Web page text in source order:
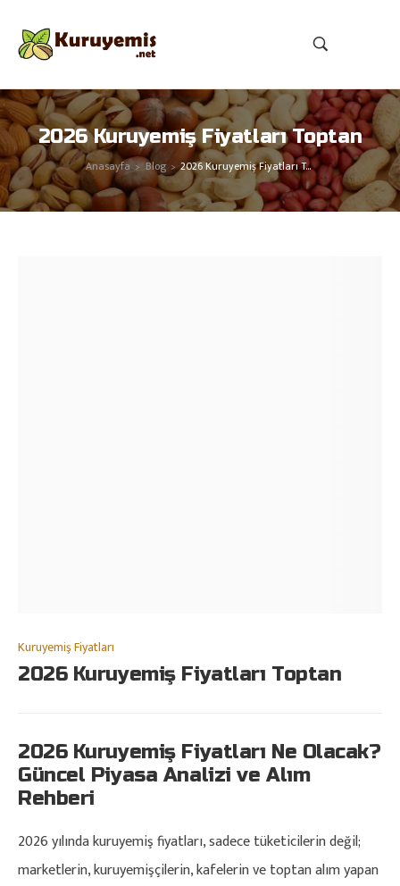
2026 Kuruyemiş Fiyatları Toptan
Anasayfa > Blog > 2026 Kuruyemiş Fiyatları Toptan
Kuruyemiş Fiyatları
2026 Kuruyemiş Fiyatları Toptan
2026 Kuruyemiş Fiyatları Ne Olacak?
Güncel Piyasa Analizi ve Alım
Rehberi
2026 yılında kuruyemiş fiyatları, sadece tüketicilerin değil;
marketlerin, kuruyemişçilerin, kafelerin ve toptan alım yapan